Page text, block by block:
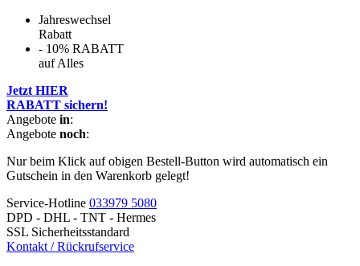
Jahreswechsel
Rabatt
- 10% RABATT
auf Alles
Jetzt HIER
RABATT sichern!
Angebote in:
Angebote noch:
Nur beim Klick auf obigen Bestell-Button wird automatisch ein
Gutschein in den Warenkorb gelegt!
Service-Hotline 033979 5080
DPD - DHL - TNT - Hermes
SSL Sicherheitsstandard
Kontakt / Rückrufservice